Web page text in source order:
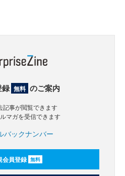
無料 のご案内
記事が閲覧できます
マガを受信できます
バックナンバー
会員登録 無料